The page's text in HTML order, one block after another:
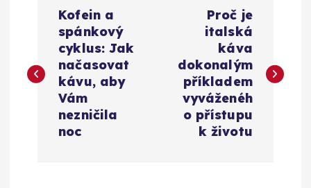
v
Kofein a
spánkový
cyklus: Jak
načasovat
kávu, aby
Vám
nezničila
noc
Proč je
italská
káva
dokonalým
příkladem
vyváženéh
o přístupu
k životu